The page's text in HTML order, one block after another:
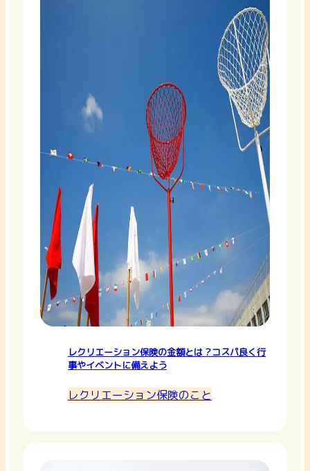
レクリエーション保険の金額とは？コスパ良く行
事やイベントに備えよう
レクリエーション保険のこと